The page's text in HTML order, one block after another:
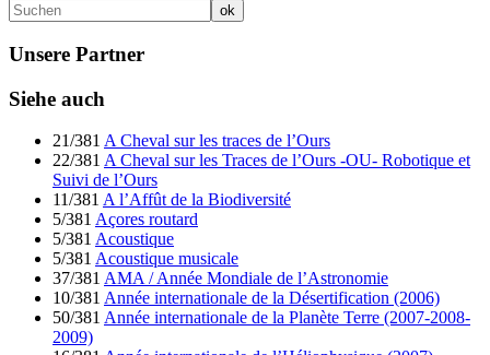
Unsere Partner
Siehe auch
21/381 A Cheval sur les traces de l’Ours
22/381 A Cheval sur les Traces de l’Ours -OU- Robotique et
Suivi de l’Ours
11/381 A l’Affût de la Biodiversité
5/381 Açores routard
5/381 Acoustique
5/381 Acoustique musicale
37/381 AMA / Année Mondiale de l’Astronomie
10/381 Année internationale de la Désertification (2006)
50/381 Année internationale de la Planète Terre (2007-2008-
2009)